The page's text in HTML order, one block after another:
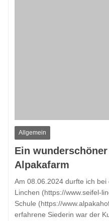
Allgemein
Ein
Alpakafarm
Am 08.06.2024 durfte ich
Linchen (https://www.seifel-
Schule (https://
erfahrene Siederin war der